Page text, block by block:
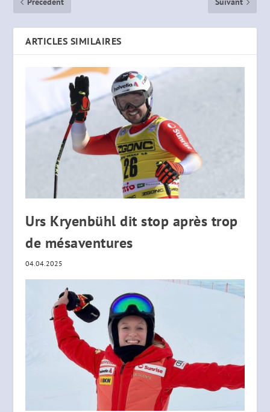
ARTICLES SIMILAIRES
Urs Kryenbühl dit stop après trop
de mésaventures
04.04.2025